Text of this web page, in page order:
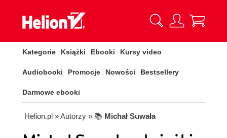
Kategorie Książki Ebooki Kursy video
Audiobooki Promocje Nowości Bestsellery
Darmowe ebooki
Helion.pl » Autorzy » 📚 Michał Suwała